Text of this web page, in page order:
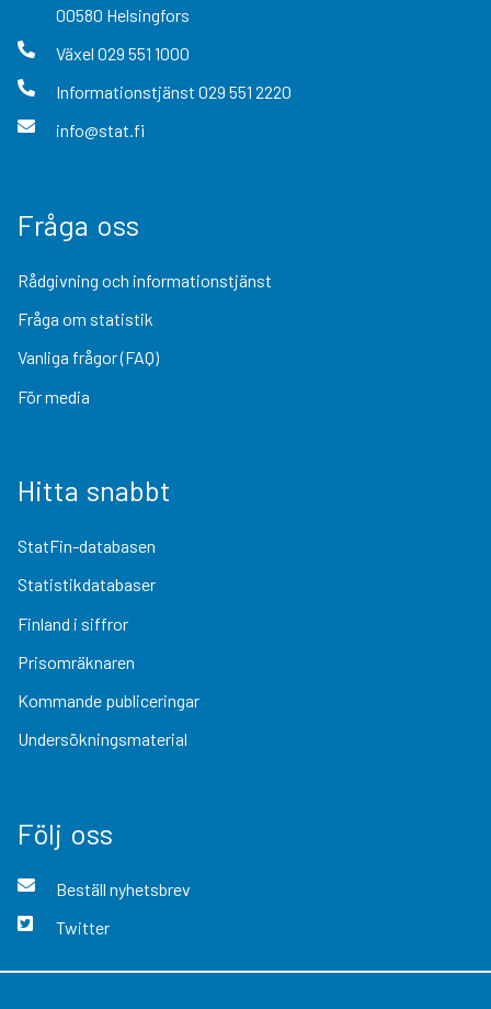
00580 Helsingfors
Växel 029 551 1000
Informationstjänst 029 551 2220
info@stat.fi
Fråga oss
Rådgivning och informationstjänst
Fråga om statistik
Vanliga frågor (FAQ)
För media
Hitta snabbt
StatFin-databasen
Statistikdatabaser
Finland i siffror
Prisomräknaren
Kommande publiceringar
Undersökningsmaterial
Följ oss
Beställ nyhetsbrev
Twitter